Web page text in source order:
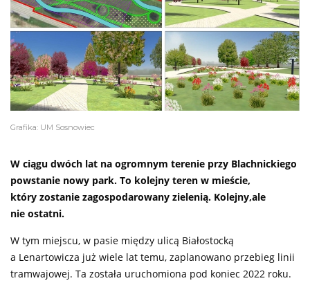
Grafika: UM Sosnowiec
W ciągu dwóch lat na ogromnym terenie przy Blachnickiego
powstanie nowy park. To kolejny teren w mieście,
który zostanie zagospodarowany zielenią. Kolejny,ale
nie ostatni.
W tym miejscu, w pasie między ulicą Białostocką
a Lenartowicza już wiele lat temu, zaplanowano przebieg linii
tramwajowej. Ta została uruchomiona pod koniec 2022 roku.